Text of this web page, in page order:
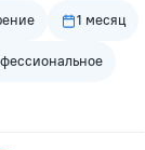
1 месяц